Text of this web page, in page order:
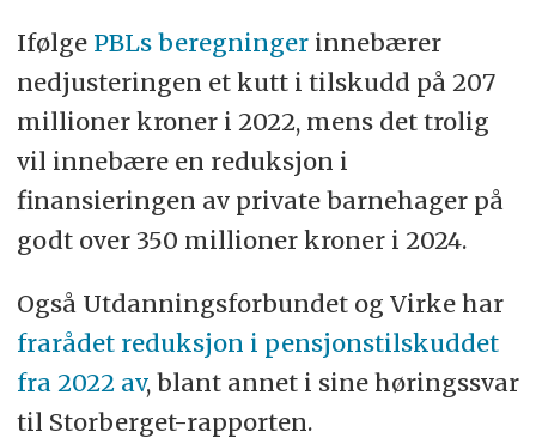
Ifølge PBLs beregningerinnebærer
nedjusteringen et kutt i tilskudd på 207
millioner kroner i 2022, mens det trolig
vil innebære en reduksjon i
finansieringen av private barnehager på
godt over 350 millioner kroner i 2024.
Også Utdanningsforbundet og Virke har
frarådet reduksjon i pensjonstilskuddet
fra 2022 av, blant annet i sine høringssvar
til Storberget-rapporten.